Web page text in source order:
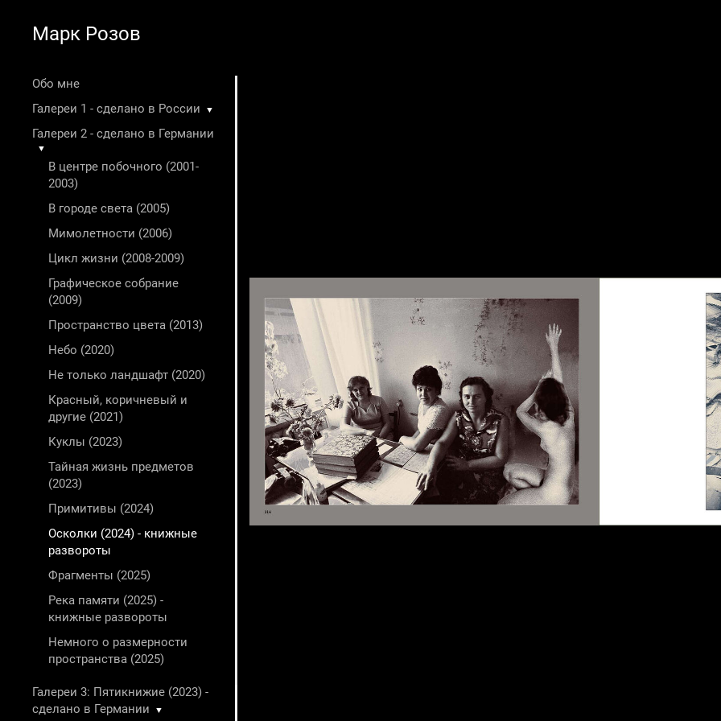
Марк Розов
Обо мне
Галереи 1 - сделано в России
▼
Галереи 2 - сделано в Германии
▼
В центре побочного (2001-
2003)
В городе света (2005)
Мимолетности (2006)
Цикл жизни (2008-2009)
Графическое собрание
(2009)
Пространство цвета (2013)
Небо (2020)
Не только ландшафт (2020)
Красный, коричневый и
другие (2021)
Куклы (2023)
Тайная жизнь предметов
(2023)
Примитивы (2024)
Осколки (2024) - книжные
развороты
Фрагменты (2025)
Река памяти (2025) -
книжные развороты
Немного о размерности
пространства (2025)
Галереи 3: Пятикнижие (2023) -
сделано в Германии
▼